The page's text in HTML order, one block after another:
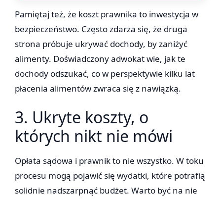
Pamiętaj też, że koszt prawnika to inwestycja w
bezpieczeństwo. Często zdarza się, że druga
strona próbuje ukrywać dochody, by zaniżyć
alimenty. Doświadczony adwokat wie, jak te
dochody odszukać, co w perspektywie kilku lat
płacenia alimentów zwraca się z nawiązką.
3. Ukryte koszty, o
których nikt nie mówi
Opłata sądowa i prawnik to nie wszystko. W toku
procesu mogą pojawić się wydatki, które potrafią
solidnie nadszarpnąć budżet. Warto być na nie